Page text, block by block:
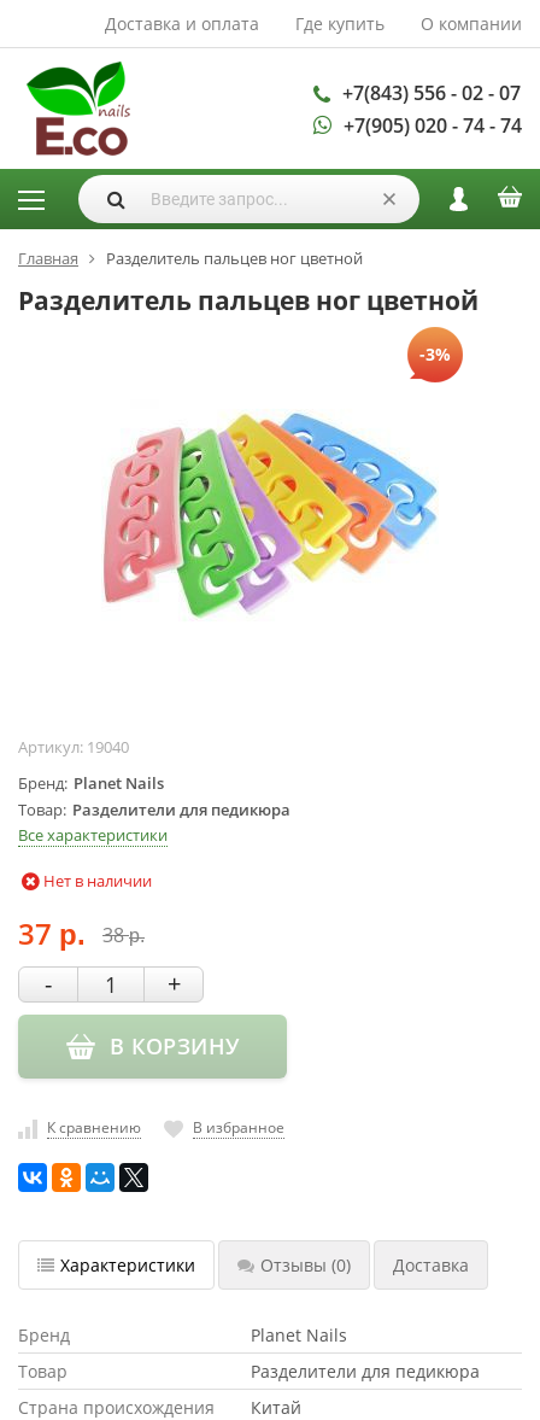
Доставка и оплата Где купить О компании
+7(843) 556 - 02 - 07
+7(905) 020 - 74 - 74
АКСЕССУАРЫ И
РАСХОДНЫЕ
МАТЕРИАЛЫ
Аксессуары
Запасные
лампы
Кисти
Одноразовая
Пилки
моделирования
Дизайн ногтей
Жидкости для
маникюра
ОБОРУДОВАНИЕ
Аппараты для
маникюра и
педикюра
Инструменты
Лампы
Пылесосы
Стерилизаторы
УЗ-ванны
Фрезы и
Хранение
инструмента
Главная Разделитель пальцев ног цветной
Разделитель пальцев ног цветной
-3%
Артикул: 19040
Бренд Planet Nails
Товар Разделители для педикюра
Все характеристики
Нет в наличии
37 р. 38р.
- +
В КОРЗИНУ
К сравнению В избранное
Характеристики Отзывы (0) Доставка
Бренд
Planet Nails
Товар
Разделители для педикюра
Страна происхождения
Китай